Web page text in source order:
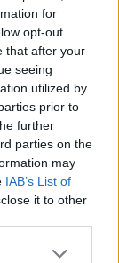
for
opt-out
that after your
seeing
utilized by
prior to
further
parties on the
may
IAB’s List of
it to other
Google
ottimo
Bø
che
Perrot
pur
le carte in